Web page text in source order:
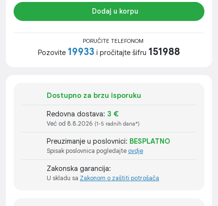
Dodaj u korpu
PORUČITE TELEFONOM
Pozovite 19933 i pročitajte šifru 151988
Dostupno za brzu isporuku
Redovna dostava: 3 €
Već od 8.8.2026 (1-5 radnih dana*)
Preuzimanje u poslovnici: BESPLATNO
Spisak poslovnica pogledajte ovdje
Zakonska garancija:
U skladu sa Zakonom o zaštiti potrošača